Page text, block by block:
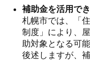
補助金を活用で
札幌市では、「
制度」により、
助対象となる可
後述しますが、